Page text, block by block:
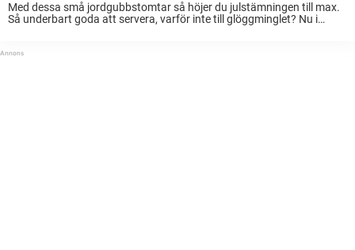
Med dessa små jordgubbstomtar så höjer du julstämningen till max.
Så underbart goda att servera, varför inte till glöggminglet? Nu i